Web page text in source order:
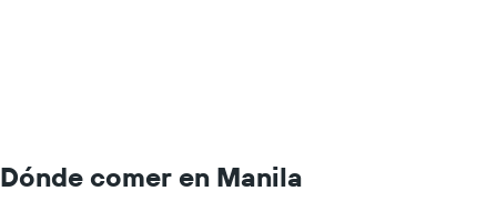
Dónde comer en Manila